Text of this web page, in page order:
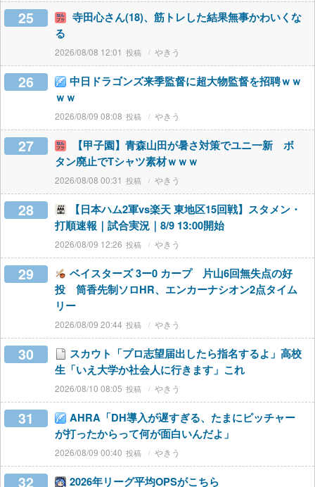
25
寺田心さん(18)、筋トレした結果無事かわいくな
る
2026/08/08 12:01 やきう
26
中日ドラゴンズ来季監督に超大物監督を招聘ｗｗ
ｗｗ
2026/08/09 08:08 やきう
27
【甲子園】青森山田が暑さ対策でユニ一新 ボ
タン廃止でTシャツ素材ｗｗｗ
2026/08/08 00:31 やきう
28
【日本ハム2軍vs楽天 東地区15回戦】スタメン・
打順速報｜試合実況｜8/9 13:00開始
2026/08/09 12:26 やきう
29
ベイスターズ 3ー0 カープ 片山6回無失点の好
投 筒香先制ソロHR、エンカーナシオン2点タイム
リー
2026/08/09 20:44 やきう
30
スカウト「プロ志望届出したら指名するよ」高校
生「いえ大学か社会人に行きます」これ
2026/08/10 08:05 やきう
31
AHRA「DH導入が遅すぎる、たまにピッチャー
が打ったからって何が面白いんだよ」
2026/08/09 00:40 やきう
32 2026年リーグ平均OPSがこちら